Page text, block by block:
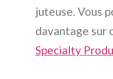
juteuse. Vous
davantage sur
Specialty